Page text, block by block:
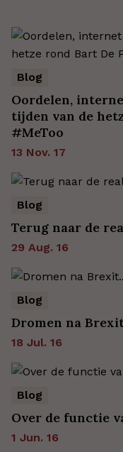
Blog
Oordelen,
tijden van de
#MeToo
13 Nov. 17
Blog
Terug naar de
29 Aug. 16
Blog
Dromen na
18 Jul. 16
Blog
Over de functie
1 Jun. 16